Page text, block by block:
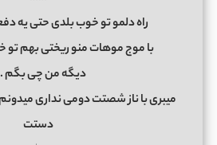
راه دلمو تو خوب بلدی حتی یه
با موج موهات منو ریختی بهم
دیگه من چی بگم
میبری با ناز شصتت دومی نداری
دستت